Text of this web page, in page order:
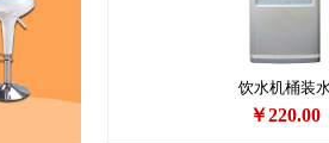
饮水机桶装
￥220.00